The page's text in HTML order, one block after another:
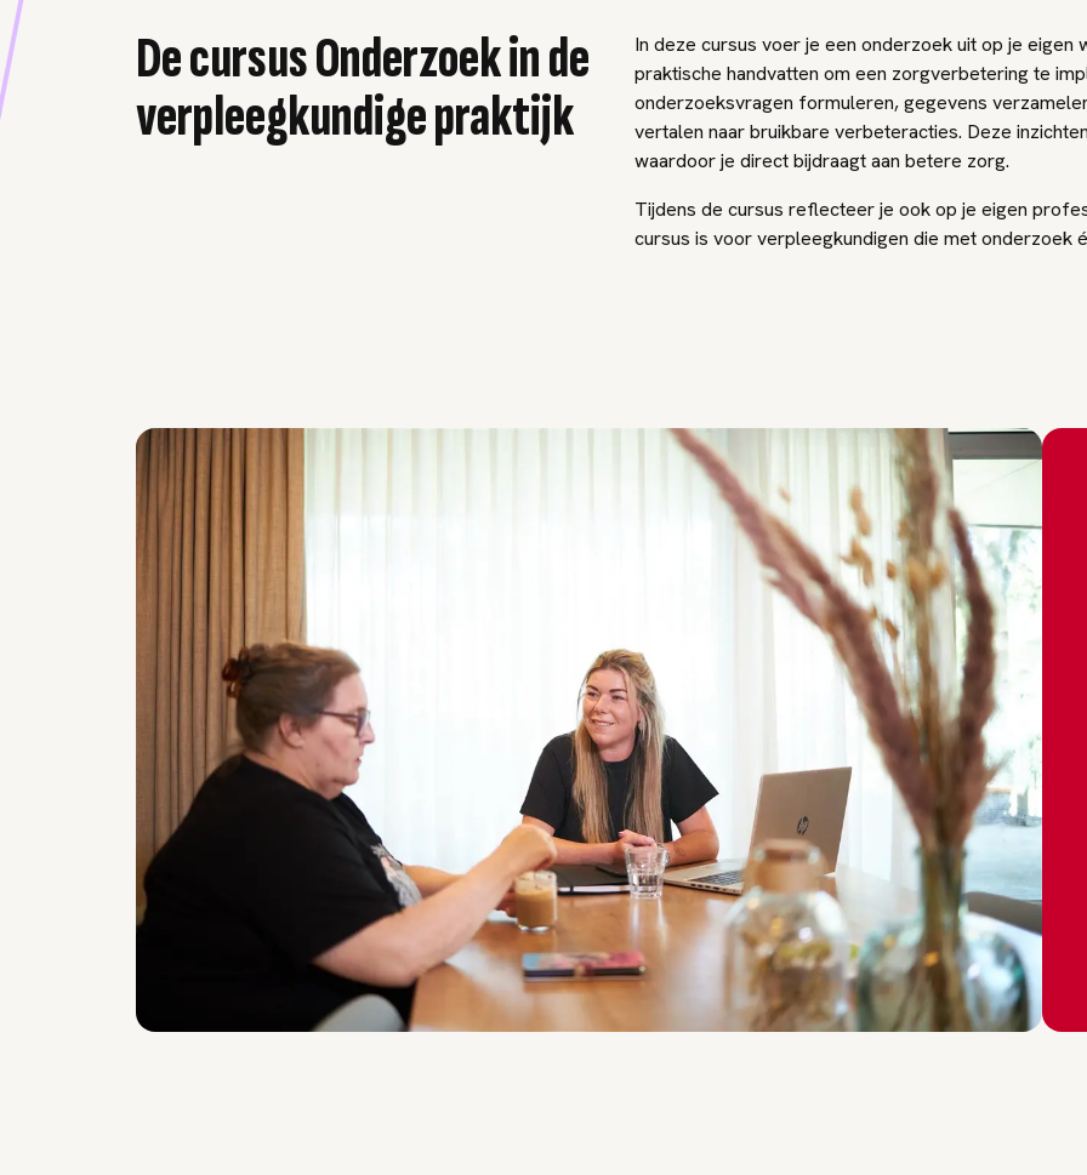
De cursus Onderzoek in de
verpleegkundige praktijk
In deze cursus voer je een onderzoek uit op je eigen
praktische handvatten om een zorgverbetering te
onderzoeksvragen formuleren, gegevens
vertalen naar bruikbare verbeteracties. Deze
waardoor je direct bijdraagt aan betere zorg.
Tijdens de cursus reflecteer je ook op je eigen
cursus is voor verpleegkundigen die met onderzoek